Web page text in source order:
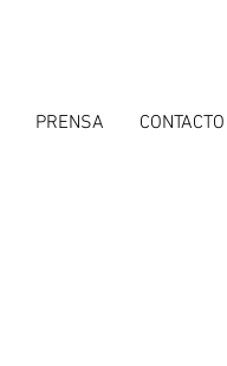
PRENSA CONTACTO